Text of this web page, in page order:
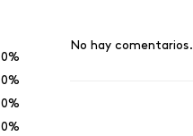
0%
0%
0%
0%
No hay comentarios.